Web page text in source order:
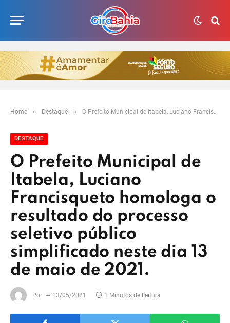
Home » Destaque » O Prefeito Municipal de Itabela, Luciano Francisqueto homologa o resultado do processo seletivo público simplificado neste dia 13 de maio de 2021.
DESTAQUE
O Prefeito Municipal de
Itabela, Luciano
Francisqueto homologa o
resultado do processo
seletivo público
simplificado neste dia 13
de maio de 2021.
Por 13/05/2021 1 Minutos de Leitura